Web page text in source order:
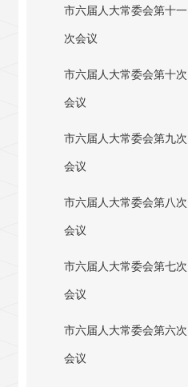
市六届人大常委会第十一
次会议
市六届人大常委会第十次
会议
市六届人大常委会第九次
会议
市六届人大常委会第八次
会议
市六届人大常委会第七次
会议
市六届人大常委会第六次
会议